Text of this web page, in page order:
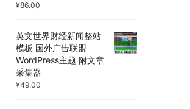
¥86.00
英文世界财经新闻整站
模板 国外广告联盟
WordPress主题 附文章
采集器
¥49.00